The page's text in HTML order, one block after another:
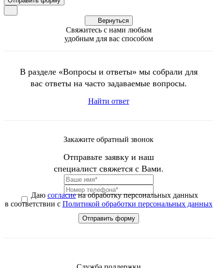
Вернуться
Свяжитесь с нами любым
удобным для вас способом
В разделе «Вопросы и ответы» мы собрали для
вас ответы на часто задаваемые вопросы.
Найти ответ
Закажите обратный звонок
Отправьте заявку и наш
специалист свяжется с Вами.
Даю согласиена обработку персональных данных
в соответствии с Политикой обработки персональных данных